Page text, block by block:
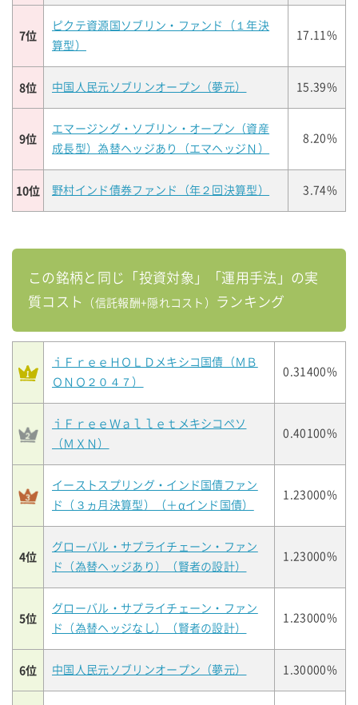
7位
ピクテ資源国ソブリン・ファンド（１年決
算型）
17.11%
8位 中国人民元ソブリンオープン（夢元） 15.39%
9位
エマージング・ソブリン・オープン（資産
成長型）為替ヘッジあり（エマヘッジＮ）
8.20%
10位 野村インド債券ファンド（年２回決算型） 3.74%
この銘柄と同じ「投資対象」「運用手法」の実
質コスト
（信託報酬+隠れコスト） ランキング
ｉＦｒｅｅＨＯＬＤメキシコ国債（ＭＢ
ＯＮＯ２０４７）
0.31400%
ｉＦｒｅｅＷａｌｌｅｔメキシコペソ
（ＭＸＮ）
0.40100%
イーストスプリング・インド国債ファン
ド（３ヵ月決算型）（＋αインド国債）
1.23000%
4位
グローバル・サプライチェーン・ファン
ド（為替ヘッジあり）（賢者の設計）
1.23000%
5位
グローバル・サプライチェーン・ファン
ド（為替ヘッジなし）（賢者の設計）
1.23000%
6位 中国人民元ソブリンオープン（夢元） 1.30000%